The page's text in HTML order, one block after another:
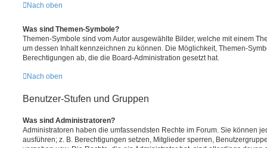
Nach oben
Was sind Themen-Symbole?
Themen-Symbole sind vom Autor ausgewählte Bilder, welche mit einem
um dessen Inhalt kennzeichnen zu können. Die Möglichkeit, Themen-
Berechtigungen ab, die die Board-Administration gesetzt hat.
Nach oben
Benutzer-Stufen und Gruppen
Was sind Administratoren?
Administratoren haben die umfassendsten Rechte im Forum. Sie können
ausführen; z. B. Berechtigungen setzen, Mitglieder sperren,